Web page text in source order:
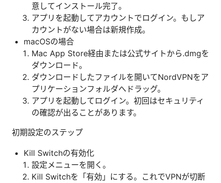
意してインストール完了。
アプリを起動してアカウントでログイン。もしア
カウントがない場合は新規作成。
macOSの場合
Mac App Store経由または公式サイトから.dmgを
ダウンロード。
ダウンロードしたファイルを開いてNordVPNをア
プリケーションフォルダへドラッグ。
アプリを起動してログイン。初回はセキュリティ
の確認が出ることがあります。
初期設定のステップ
Kill Switchの有効化
設定メニューを開く。
Kill Switchを「有効」にする。これでVPNが切断